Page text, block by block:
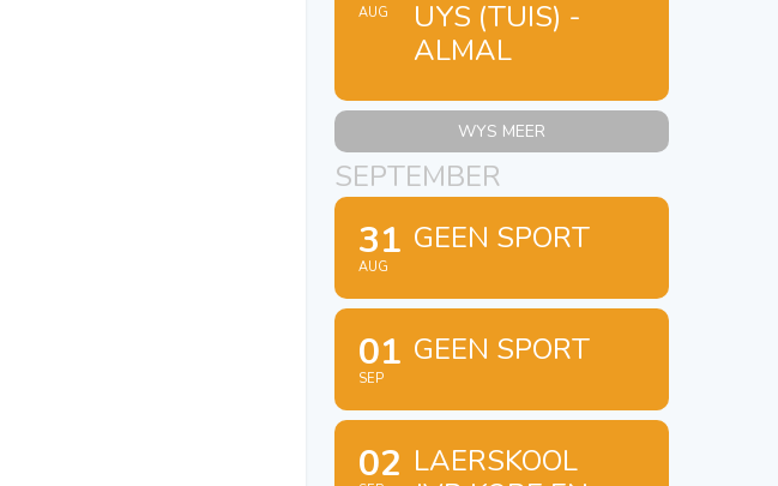
AUG
UYS (TUIS) -
ALMAL
WYS MEER
SEPTEMBER
31
AUG
GEEN SPORT
01
SEP
GEEN SPORT
02 LAERSKOOL